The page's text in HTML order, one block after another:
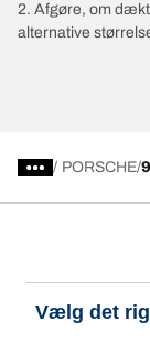
2. Afgøre, om
alternative
/ PORSCHE
Vælg det